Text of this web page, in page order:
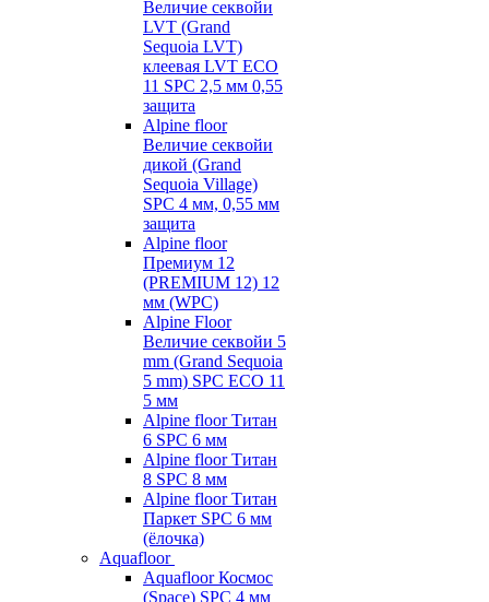
Величие секвойи
LVT (Grand
Sequoia LVT)
клеевая LVT ECO
11 SPC 2,5 мм 0,55
защита
Alpine floor
Величие секвойи
дикой (Grand
Sequoia Village)
SPC 4 мм, 0,55 мм
защита
Alpine floor
Премиум 12
(PREMIUM 12) 12
мм (WPC)
Alpine Floor
Величие секвойи 5
mm (Grand Sequoia
5 mm) SPC ECO 11
5 мм
Alpine floor Титан
6 SPC 6 мм
Alpine floor Титан
8 SPC 8 мм
Alpine floor Титан
Паркет SPC 6 мм
(ёлочка)
Aquafloor
Aquafloor Космос
(Space) SPC 4 мм